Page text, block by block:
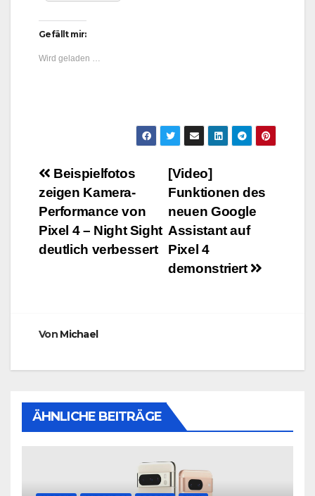
Gefällt mir:
Wird geladen …
Beitragsnavigation
[Video]
Funktionen des
neuen Google
Assistant auf
Pixel 4
demonstriert
Beispielfotos
zeigen Kamera-
Performance von
Pixel 4 – Night Sight
deutlich verbessert
Von Michael
ÄHNLICHE BEITRÄGE